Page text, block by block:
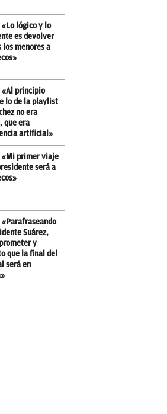
«Lo lógico y lo
es devolver
los menores a
«Al principio
lo de la playlist
no era
que era
artificial»
«Mi primer viaje
será a
«Parafraseando
Suárez,
y
que la final del
será en